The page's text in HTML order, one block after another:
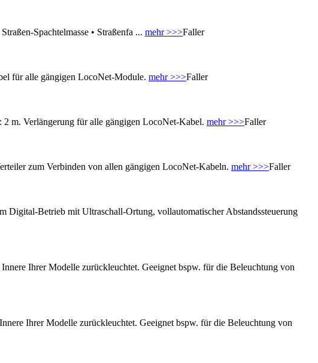
Spachtelmasse • Straßenfa ... mehr >>>Faller
für alle gängigen LocoNet-Module. mehr >>>Faller
m. Verlängerung für alle gängigen LocoNet-Kabel. mehr >>>Faller
zum Verbinden von allen gängigen LocoNet-Kabeln. mehr >>>Faller
Digital-Betrieb mit Ultraschall-Ortung, vollautomatischer Abstandssteuerung
Ihrer Modelle zurückleuchtet. Geeignet bspw. für die Beleuchtung von
Ihrer Modelle zurückleuchtet. Geeignet bspw. für die Beleuchtung von